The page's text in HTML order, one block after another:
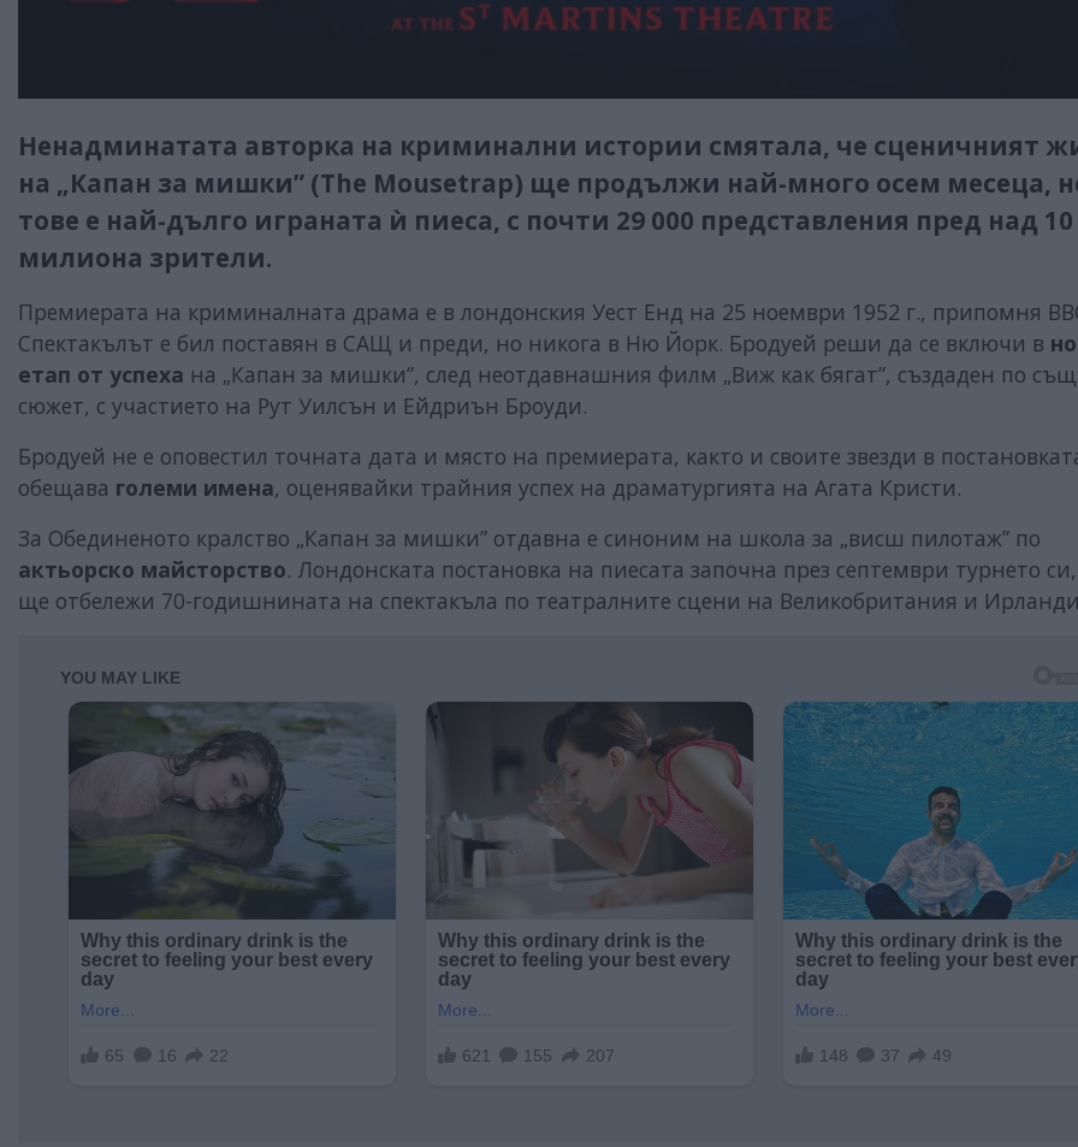
Ненадминатата авторка на криминални истории смятала, че сценичният
на „Капан за мишки” (The Mousetrap) ще продължи най-много осем месеца,
тове е най-дълго играната ѝ пиеса, с почти 29 000 представления пред над 10
милиона зрители.
Премиерата на криминалната драма е в лондонския Уест Енд на 25 ноември 1952 г., припомня
Спектакълът е бил поставян в САЩ и преди, но никога в Ню Йорк. Бродуей реши да се включи в
етап от успеха на „Капан за мишки”, след неотдавнашния филм „Виж как бягат”, създаден по
сюжет, с участието на Рут Уилсън и Ейдриън Броуди.
Бродуей не е оповестил точната дата и място на премиерата, както и своите звезди в
обещава големи имена, оценявайки трайния успех на драматургията на Агата Кристи.
За Обединеното кралство „Капан за мишки” отдавна е синоним на школа за „висш пилотаж” по
актьорско майсторство. Лондонската постановка на пиесата започна през септември турнето си,
ще отбележи 70-годишнината на спектакъла по театралните сцени на Великобритания и